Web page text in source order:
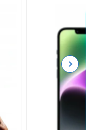
Next